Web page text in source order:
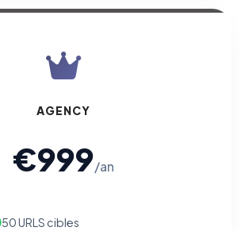
AGENCY
€999/an
50 URLS cibles